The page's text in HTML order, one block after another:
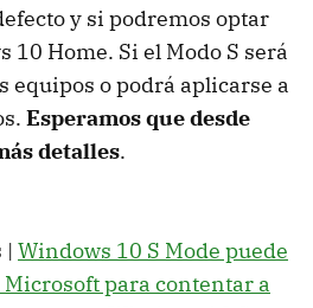
y si podremos optar
10 Home. Si el Modo S será
equipos o podrá aplicarse a
Esperamos que desde
detalles.
| Windows 10 S Mode puede
para contentar a